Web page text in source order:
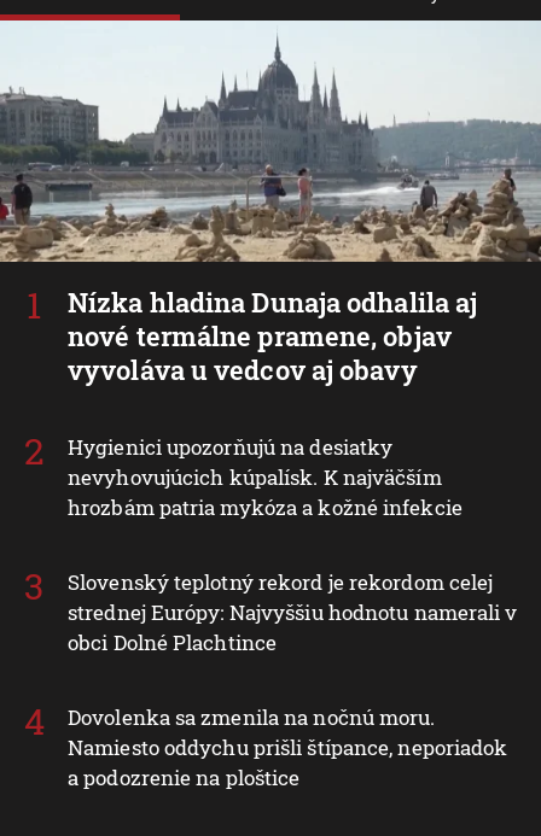
Nízka hladina Dunaja odhalila aj
nové termálne pramene, objav
vyvoláva u vedcov aj obavy
Hygienici upozorňujú na desiatky
nevyhovujúcich kúpalísk. K najväčším
hrozbám patria mykóza a kožné infekcie
Slovenský teplotný rekord je rekordom celej
strednej Európy: Najvyššiu hodnotu namerali v
obci Dolné Plachtince
Dovolenka sa zmenila na nočnú moru.
Namiesto oddychu prišli štípance, neporiadok
a podozrenie na ploštice